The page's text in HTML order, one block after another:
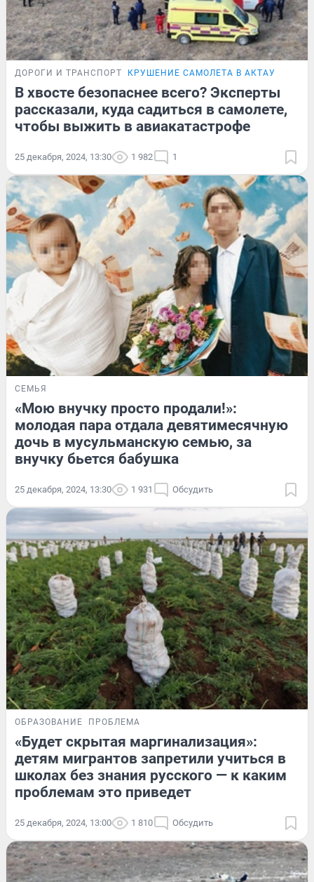
ДОРОГИ И ТРАНСПОРТ КРУШЕНИЕ САМОЛЕТА В АКТАУ
В хвосте безопаснее всего? Эксперты
рассказали, куда садиться в самолете,
чтобы выжить в авиакатастрофе
25 декабря, 2024, 13:30 1 982 1
СЕМЬЯ
«Мою внучку просто продали!»:
молодая пара отдала девятимесячную
дочь в мусульманскую семью, за
внучку бьется бабушка
25 декабря, 2024, 13:30 1 931 Обсудить
ОБРАЗОВАНИЕ ПРОБЛЕМА
«Будет скрытая маргинализация»:
детям мигрантов запретили учиться в
школах без знания русского — к каким
проблемам это приведет
25 декабря, 2024, 13:00 1 810 Обсудить